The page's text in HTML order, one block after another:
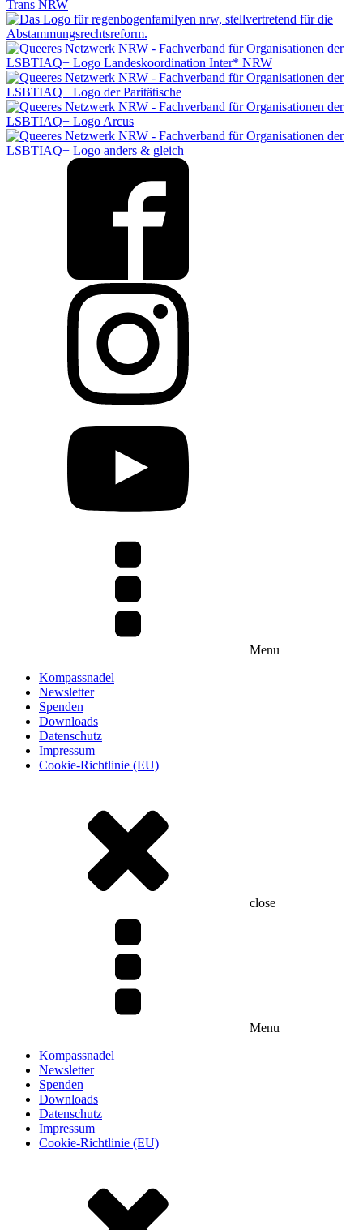
Menu
Kompassnadel
Newsletter
Spenden
Downloads
Datenschutz
Impressum
Cookie-Richtlinie (EU)
close
Menu
Kompassnadel
Newsletter
Spenden
Downloads
Datenschutz
Impressum
Cookie-Richtlinie (EU)